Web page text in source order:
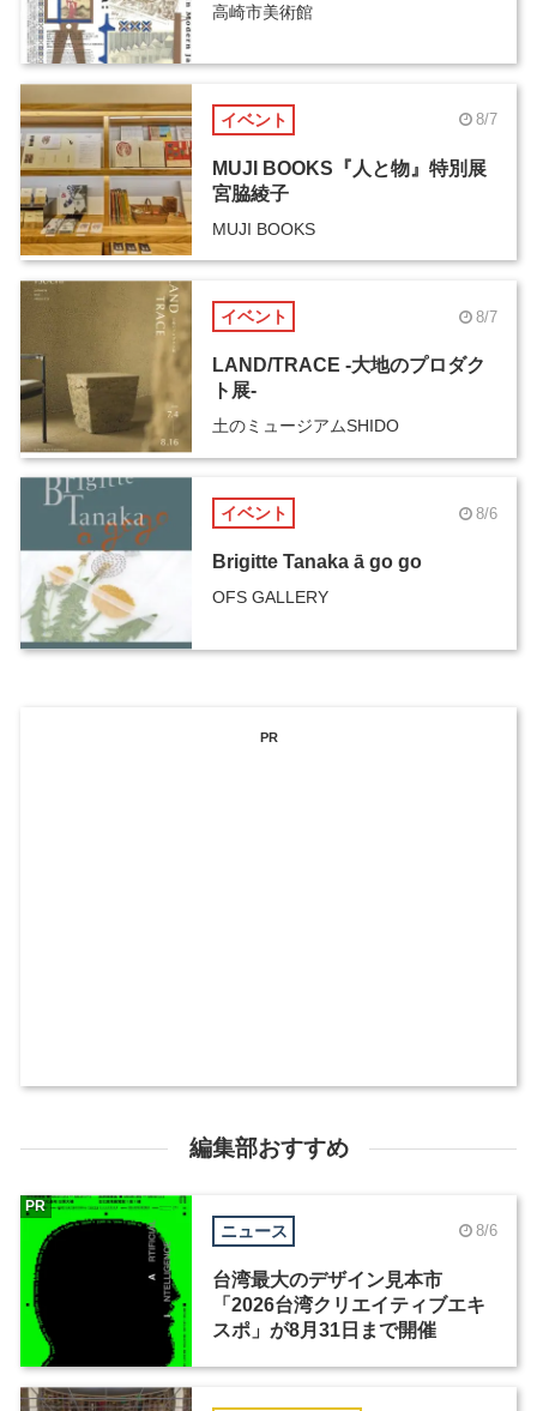
高崎市美術館
イベント 8/7
MUJI BOOKS『人と物』特別展
宮脇綾子
MUJI BOOKS
イベント 8/7
LAND/TRACE -大地のプロダク
ト展-
土のミュージアムSHIDO
イベント 8/6
Brigitte Tanaka ā go go
OFS GALLERY
PR
編集部おすすめ
ニュース 8/6
台湾最大のデザイン見本市
「2026台湾クリエイティブエキ
スポ」が8月31日まで開催
PR